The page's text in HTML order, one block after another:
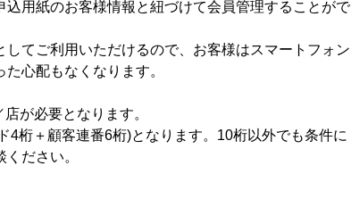
用紙のお客様情報と紐づけて会員管理することがで
てご利用いただけるので、お客様はスマートフォン
心配もなくなります。
が必要となります。
桁＋顧客連番6桁)となります。10桁以外でも条件に
ださい。